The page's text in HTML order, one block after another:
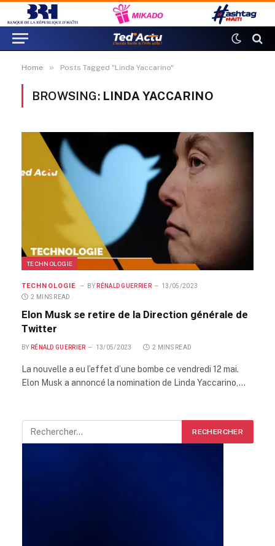
Home » Posts Tagged "Linda Yaccarino"
BROWSING: LINDA YACCARINO
TECHNOLOGIE
TECHNOLOGIE BY RÉNALD GUERRIER
13/05/2023
2 MINS READ
Elon Musk se retire de la Direction générale de
Twitter
BY RÉNALD GUERRIER 13/05/2023 2 MINS READ
La nouvelle a eu l’effet d’une bombe ce vendredi 12 mai.
Elon Musk a annoncé la nomination de Linda Yaccarino,…